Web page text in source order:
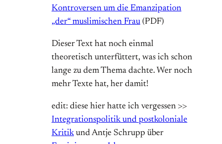
Kontroversen um die Emanzipation
„der“ muslimischen Frau (PDF)
Dieser Text hat noch einmal
theoretisch unterfüttert, was ich schon
lange zu dem Thema dachte. Wer noch
mehr Texte hat, her damit!
edit: diese hier hatte ich vergessen >>
Integrationspolitik und postkoloniale
Kritikund Antje Schrupp über